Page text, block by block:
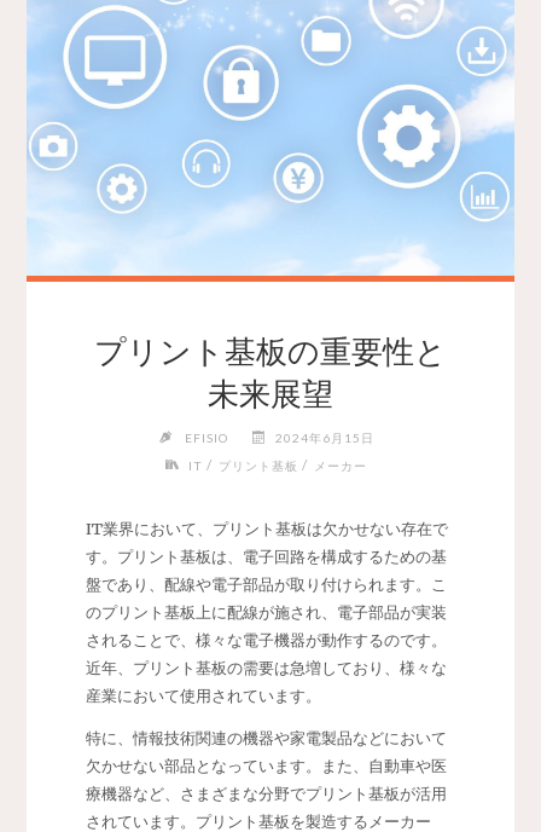
プリント基板の重要性と
未来展望
EFISIO
2024年6月15日
IT / プリント基板 / メーカー
IT業界において、プリント基板は欠かせない存在で
す。 プリント基板は、電子回路を構成するための基
盤であり、配線や電子部品が取り付けられます。こ
のプリント基板上に配線が施され、電子部品が実装
されることで、様々な電子機器が動作するのです。
近年、プリント基板の需要は急増しており、様々な
産業において使用されています。
特に、情報技術関連の機器や家電製品などにおいて
欠かせない部品となっています。また、自動車や医
療機器など、さまざまな分野でプリント基板が活用
されています。プリント基板を製造するメーカー